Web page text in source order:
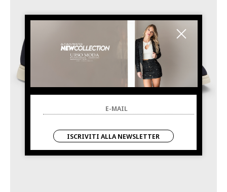
ISCRIVITI ALLA NEWSLETTER